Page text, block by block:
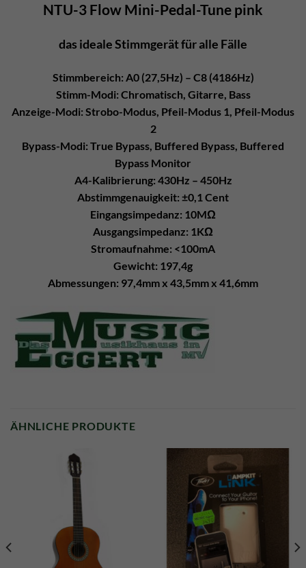
NTU-3 Flow Mini-Pedal-Tune pink
das ideale Stimmgerät für alle Fälle
Stimmbereich: A0 (27,5Hz) – C8 (4186Hz)
Stimm-Modi: Chromatisch, Gitarre, Bass
Anzeige-Modi: Strobo-Modus, Pfeil-Modus 1, Pfeil-Modus
2
Bypass-Modi: True Bypass, Buffered Bypass, Buffered
Bypass Monitor
A4-Kalibrierung: 430Hz – 450Hz
Abstimmgenauigkeit: ±0,1 Cent
Eingangsimpedanz: 10MΩ
Ausgangsimpedanz: 1KΩ
Stromaufnahme: <100mA
Gewicht: 197,4g
Abmessungen: 97,4mm x 43,5mm x 41,6mm
ÄHNLICHE PRODUKTE